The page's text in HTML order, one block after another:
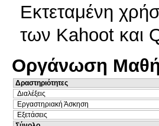
Εκτεταμένη
των Kahoot και
Οργάνωση
Δραστηριότητες
Διαλέξεις
Εργαστηριακή Άσκηση
Εξετάσεις